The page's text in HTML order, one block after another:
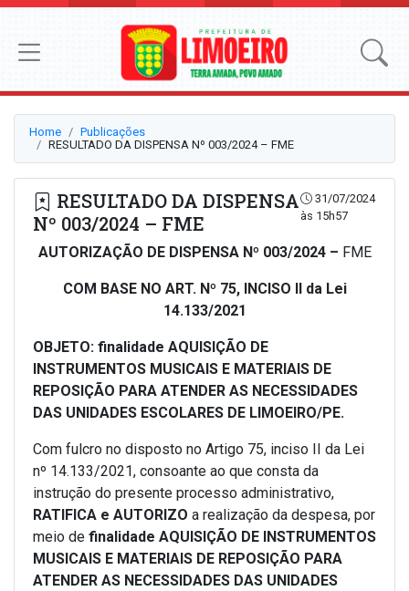
Home
Publicações
RESULTADO DA DISPENSA Nº 003/2024 – FME
RESULTADO DA DISPENSA
Nº 003/2024 – FME
31/07/2024
às 15h57
AUTORIZAÇÃO DE DISPENSA Nº 003/2024 – FME
COM BASE NO ART. Nº 75, INCISO II da Lei
14.133/2021
OBJETO: finalidade AQUISIÇÃO DE
INSTRUMENTOS MUSICAIS E MATERIAIS DE
REPOSIÇÃO PARA ATENDER AS NECESSIDADES
DAS UNIDADES ESCOLARES DE LIMOEIRO/PE.
Com fulcro no disposto no Artigo 75, inciso II da Lei
nº 14.133/2021, consoante ao que consta da
instrução do presente processo administrativo,
RATIFICA e AUTORIZO a realização da despesa, por
meio de finalidade AQUISIÇÃO DE INSTRUMENTOS
MUSICAIS E MATERIAIS DE REPOSIÇÃO PARA
ATENDER AS NECESSIDADES DAS UNIDADES